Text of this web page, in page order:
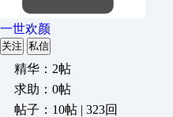
一世欢颜
关注 私信
精华：2帖
求助：0帖
帖子：10帖 | 323回